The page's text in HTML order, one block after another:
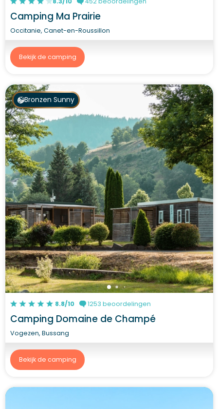
Camping Ma Prairie
Occitanie, Canet-en-Roussillon
Bekijk de camping
Bronzen Sunny
8.8/10 1253 beoordelingen
Camping Domaine de Champé
Vogezen, Bussang
Bekijk de camping